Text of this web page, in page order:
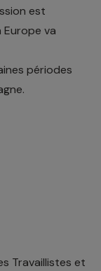
est
va
périodes
Travaillistes et